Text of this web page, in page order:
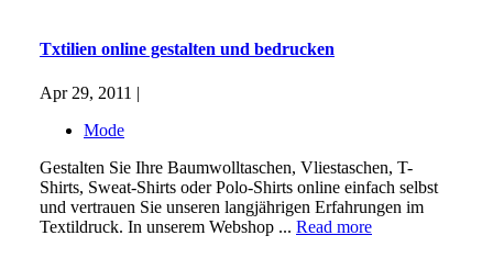
Txtilien online gestalten und bedrucken
Apr 29, 2011 |
Mode
Gestalten Sie Ihre Baumwolltaschen, Vliestaschen, T-
Shirts, Sweat-Shirts oder Polo-Shirts online einfach selbst
und vertrauen Sie unseren langjährigen Erfahrungen im
Textildruck. In unserem Webshop ... Read more